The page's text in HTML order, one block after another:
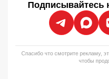
Подписывайтесь
Спасибо что смотрите рекламу,
чтобы